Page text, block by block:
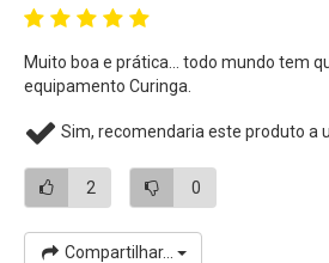
Muito boa e prática... todo mundo tem
equipamento Curinga.
Sim, recomendaria este produto a
2 0
Compartilhar...